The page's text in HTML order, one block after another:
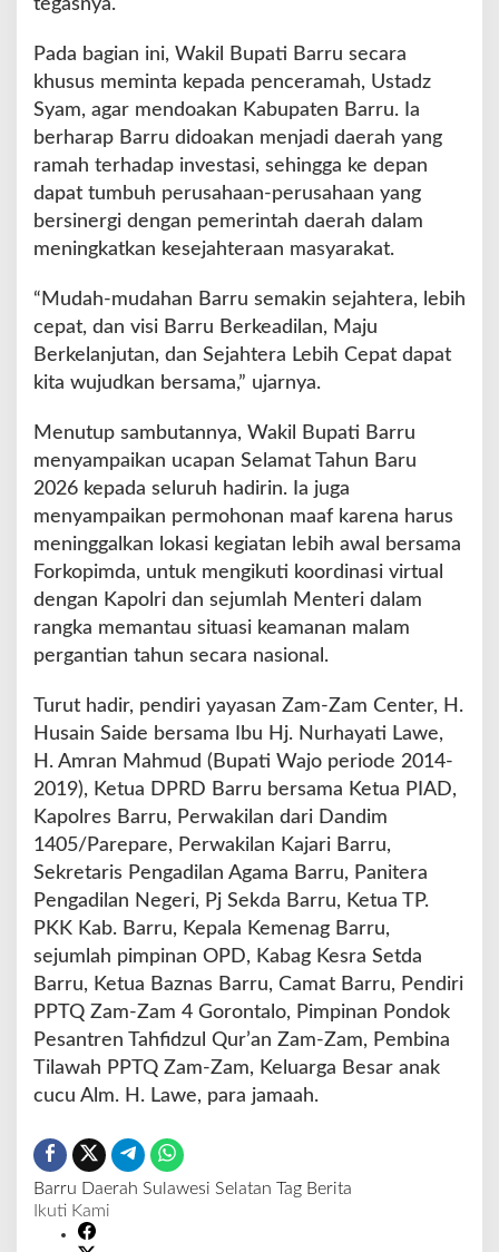
tegasnya.
Pada bagian ini, Wakil Bupati Barru secara
khusus meminta kepada penceramah, Ustadz
Syam, agar mendoakan Kabupaten Barru. Ia
berharap Barru didoakan menjadi daerah yang
ramah terhadap investasi, sehingga ke depan
dapat tumbuh perusahaan-perusahaan yang
bersinergi dengan pemerintah daerah dalam
meningkatkan kesejahteraan masyarakat.
“Mudah-mudahan Barru semakin sejahtera, lebih
cepat, dan visi Barru Berkeadilan, Maju
Berkelanjutan, dan Sejahtera Lebih Cepat dapat
kita wujudkan bersama,” ujarnya.
Menutup sambutannya, Wakil Bupati Barru
menyampaikan ucapan Selamat Tahun Baru
2026 kepada seluruh hadirin. Ia juga
menyampaikan permohonan maaf karena harus
meninggalkan lokasi kegiatan lebih awal bersama
Forkopimda, untuk mengikuti koordinasi virtual
dengan Kapolri dan sejumlah Menteri dalam
rangka memantau situasi keamanan malam
pergantian tahun secara nasional.
Turut hadir, pendiri yayasan Zam-Zam Center, H.
Husain Saide bersama Ibu Hj. Nurhayati Lawe,
H. Amran Mahmud (Bupati Wajo periode 2014-
2019), Ketua DPRD Barru bersama Ketua PIAD,
Kapolres Barru, Perwakilan dari Dandim
1405/Parepare, Perwakilan Kajari Barru,
Sekretaris Pengadilan Agama Barru, Panitera
Pengadilan Negeri, Pj Sekda Barru, Ketua TP.
PKK Kab. Barru, Kepala Kemenag Barru,
sejumlah pimpinan OPD, Kabag Kesra Setda
Barru, Ketua Baznas Barru, Camat Barru, Pendiri
PPTQ Zam-Zam 4 Gorontalo, Pimpinan Pondok
Pesantren Tahfidzul Qur’an Zam-Zam, Pembina
Tilawah PPTQ Zam-Zam, Keluarga Besar anak
cucu Alm. H. Lawe, para jamaah.
Barru Daerah Sulawesi Selatan Tag Berita
Ikuti Kami